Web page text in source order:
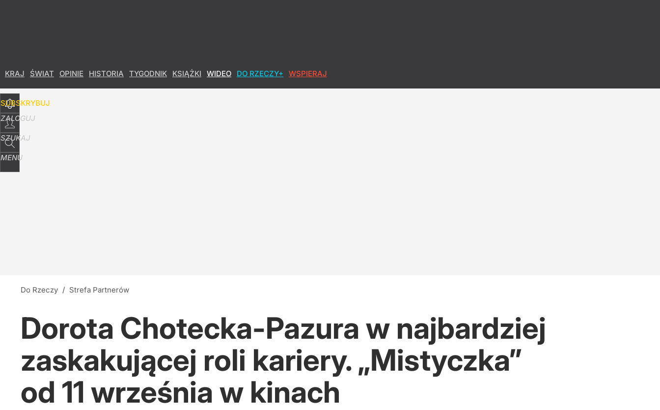
KRAJ ŚWIAT OPINIE HISTORIA TYGODNIK KSIĄŻKI WIDEO DO RZECZY+ WSPIERAJ
SUBSKRYBUJ
ZALOGUJ
SZUKAJ
MENU
Do Rzeczy / Strefa Partnerów
Dorota Chotecka-Pazura w najbardziej
zaskakującej roli kariery. „Mistyczka”
od 11 września w kinach